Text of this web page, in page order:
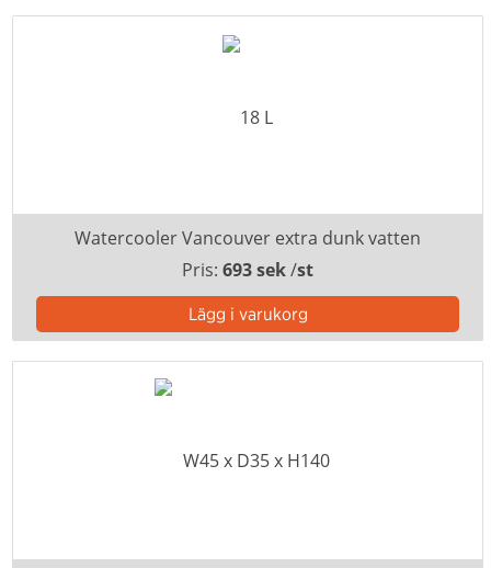
Watercooler Vancouver extra dunk vatten
Pris: 693 sek/st